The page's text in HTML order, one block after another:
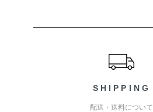
SHIPPING
配送・送料について